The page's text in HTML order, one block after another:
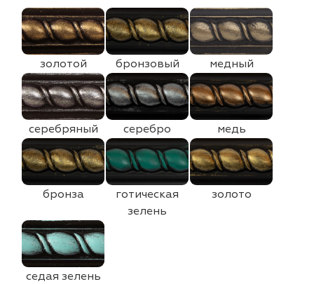
золотой бронзовый медный
серебряный серебро медь
бронза
готическая
зелень
золото
седая зелень